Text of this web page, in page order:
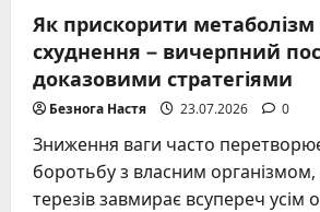
Як прискорити метаболізм
схуднення – вичерпний
доказовими стратегіями
Безнога Настя 23.07.2026 0
Зниження ваги часто
боротьбу з власним організмом,
терезів завмирає всупереч